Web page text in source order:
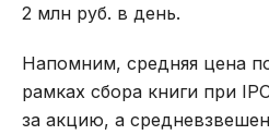
2 млн руб. в день.
Напомним, средняя цена
рамках сбора книги при
за акцию, а